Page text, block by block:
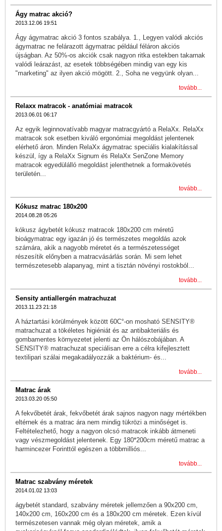
Ágy matrac akció?
2013.12.06 19:51
Ágy ágymatrac akció 3 fontos szabálya. 1., Legyen valódi akciós
ágymatrac ne felárazott ágymatrac például féláron akciós
újságban. Az 50%-os akciók csak nagyon ritka estekben takarnak
valódi leárazást, az esetek többségében mindig van egy kis
"marketing" az ilyen akció mögött. 2., Soha ne vegyünk olyan...
tovább...
Relaxx matracok - anatómiai matracok
2013.06.01 06:17
Az egyik leginnovatívabb magyar matracgyártó a RelaXx. RelaXx
matracok sok esetben kiváló ergonómiai megoldást jelentenek
elérhető áron. Minden RelaXx ágymatrac speciális kialakítással
készül, így a RelaXx Signum és RelaXx SenZone Memory
matracok egyedülálló megoldást jelenthetnek a formakövetés
területén...
tovább...
Kókusz matrac 180x200
2014.08.28 05:26
kókusz ágybetét kókusz matracok 180x200 cm méretű
bioágymatrac egy igazán jó és természetes megoldás azok
számára, akik a nagyobb méretet és a természetességet
részesítik előnyben a matracvásárlás során. Mi sem lehet
természetesebb alapanyag, mint a tisztán növényi rostokból...
tovább...
Sensity antiallergén matrachuzat
2013.11.23 21:18
A háztartási körülmények között 60C°-on mosható SENSITY®
matrachuzat a tökéletes higiéniát és az antibakteriális és
gombamentes környezetet jelenti az Ön hálószobájában. A
SENSITY® matrachuzat speciálisan erre a célra kifejlesztett
textilipari szálai megakadályozzák a baktérium- és...
tovább...
Matrac árak
2013.03.20 05:50
A fekvőbetét árak, fekvőbetét árak sajnos nagyon nagy mértékben
eltérnek és a matrac ára nem mindig tükrözi a minőséget is.
Feltételezhető, hogy a nagyon olcsó matracok inkább átmeneti
vagy vészmegoldást jelentenek. Egy 180*200cm méretű matrac a
harmincezer Forinttól egészen a többmilliós...
tovább...
Matrac szabvány méretek
2014.01.02 13:03
ágybetét standard, szabvány méretek jellemzően a 90x200 cm,
140x200 cm, 160x200 cm és a 180x200 cm méretek. Ezen kívül
természetesen vannak még olyan méretek, amik a